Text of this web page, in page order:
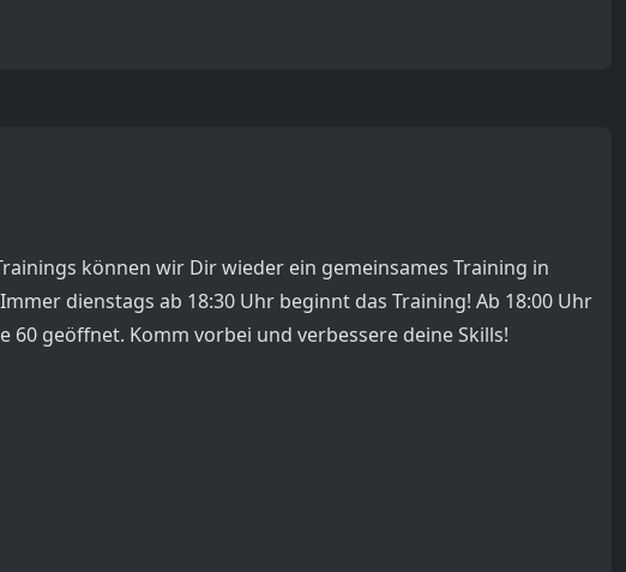
können wir Dir wieder ein gemeinsames Training in
dienstags ab 18:30 Uhr beginnt das Training! Ab 18:00 Uhr
60 geöffnet. Komm vorbei und verbessere deine Skills!